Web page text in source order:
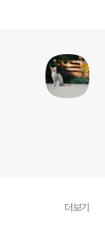
더보기